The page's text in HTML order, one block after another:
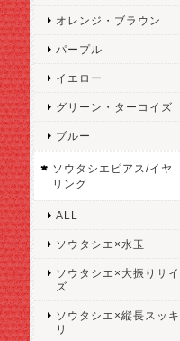
オレンジ・ブラウン
パープル
イエロー
グリーン・ターコイズ
ブルー
ソウタシエピアス/イヤ
リング
ALL
ソウタシエ×水玉
ソウタシエ×大振りサイ
ズ
ソウタシエ×縦長スッキ
リ